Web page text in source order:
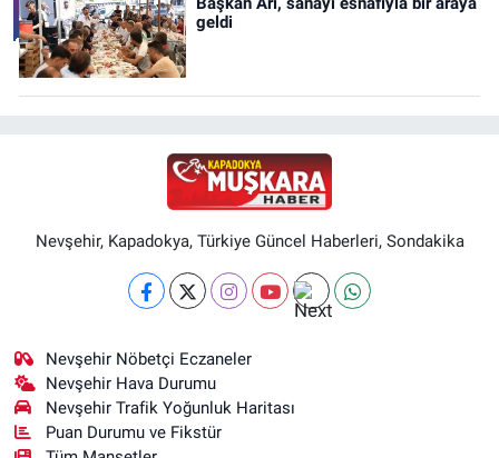
geldi
Nevşehir, Kapadokya, Türkiye Güncel Haberleri, Sondakika
Nevşehir Nöbetçi Eczaneler
Nevşehir Hava Durumu
Nevşehir Trafik Yoğunluk Haritası
Puan Durumu ve Fikstür